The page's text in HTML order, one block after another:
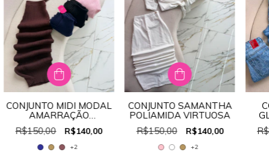
CONJUNTO MIDI MODAL
AMARRAÇÃO
REF:BL459
R$150,00 R$140,00
+2
CONJUNTO SAMANTHA
POLIAMIDA VIRTUOSA
R$150,00
R$140,00
+2